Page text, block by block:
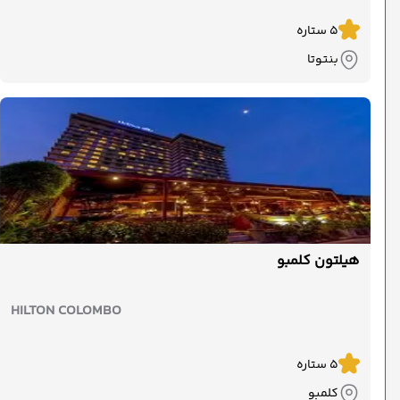
5 ستاره
بنتوتا
هیلتون کلمبو
HILTON COLOMBO
5 ستاره
کلمبو